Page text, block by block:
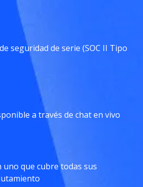
seguridad de serie (SOC II Tipo
a través de chat en vivo
que cubre todas sus